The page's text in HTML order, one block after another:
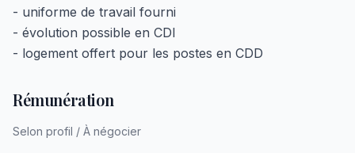
- uniforme de travail fourni
- évolution possible en CDI
- logement offert pour les postes en CDD
Rémunération
Selon profil / À négocier